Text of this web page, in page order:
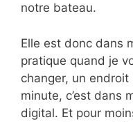
notre bateau.
Elle est donc dans
pratique quand je
changer, un endroit
minute, c’est dans
digital. Et pour